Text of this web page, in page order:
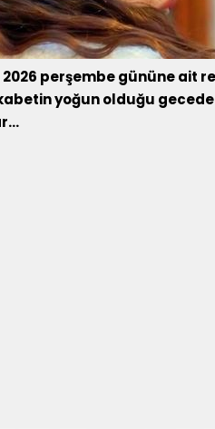
2026 perşembe gününe ait
yoğun olduğu